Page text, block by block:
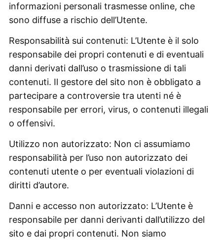
informazioni personali trasmesse online, che
sono diffuse a rischio dell’Utente.
Responsabilità sui contenuti: L’Utente è il solo
responsabile dei propri contenuti e di eventuali
danni derivati dall’uso o trasmissione di tali
contenuti. Il gestore del sito non è obbligato a
partecipare a controversie tra utenti né è
responsabile per errori, virus, o contenuti illegali
o offensivi.
Utilizzo non autorizzato: Non ci assumiamo
responsabilità per l’uso non autorizzato dei
contenuti utente o per eventuali violazioni di
diritti d’autore.
Danni e accesso non autorizzato: L’Utente è
responsabile per danni derivanti dall’utilizzo del
sito e dai propri contenuti. Non siamo